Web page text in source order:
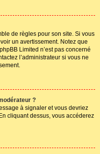
de règles pour son site. Si vous
un avertissement. Notez que
Limited n’est pas concerné
l’administrateur si vous ne
?
à signaler et vous devriez
cliquant dessus, vous accéderez